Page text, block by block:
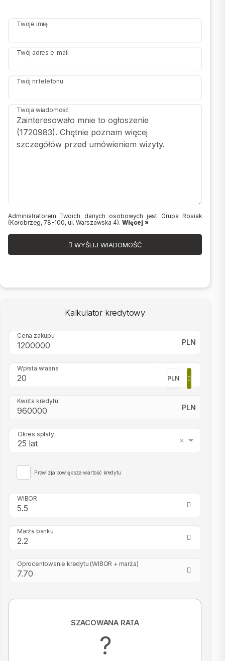
Twoje imię
Twój adres e-mail
Twój nr telefonu
Twoja wiadomość
Administratorem Twoich danych osobowych jest Grupa Rosiak
(Kołobrzeg, 78-100, ul. Warszawska 4). Więcej »
WYŚLIJ WIADOMOŚĆ
Kalkulator kredytowy
Cena zakupu
PLN
Wpłata własna
PLN
Kwota kredytu
PLN
Okres spłaty
25 lat
Prowizja powiększa wartość kredytu
WIBOR
Marża banku
Oprocentowanie kredytu (WIBOR + marża)
SZACOWANA RATA
?